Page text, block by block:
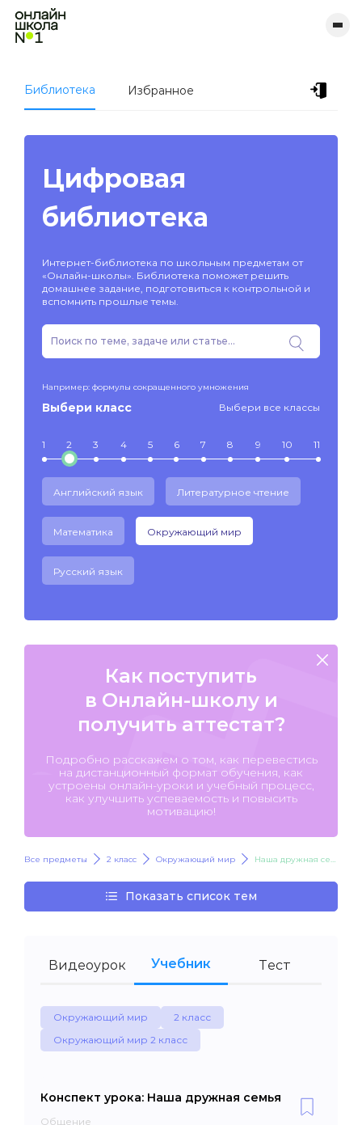
Библиотека Избранное
Цифровая
библиотека
Интернет-библиотека по школьным предметам от
«Онлайн-школы». Библиотека поможет решить
домашнее задание, подготовиться к контрольной и
вспомнить прошлые темы.
Например: формулы сокращенного умножения
Выбери класс Выбери все классы
1 2 3 4 5 6 7 8 9 10 11
Английский язык Литературное чтение
Математика Окружающий мир
Русский язык
Как поступить
в Онлайн-школу и
получить аттестат?
Подробно расскажем о том, как перевестись
на дистанционный формат обучения, как
устроены онлайн-уроки и учебный процесс,
как улучшить успеваемость и повысить
мотивацию!
Все предметы 2 класс Окружающий мир Наша дружная семья
Показать список тем
Видеоурок Учебник Тест
Окружающий мир
2 класс
Окружающий мир 2 класс
Конспект урока: Наша дружная семья
Общение